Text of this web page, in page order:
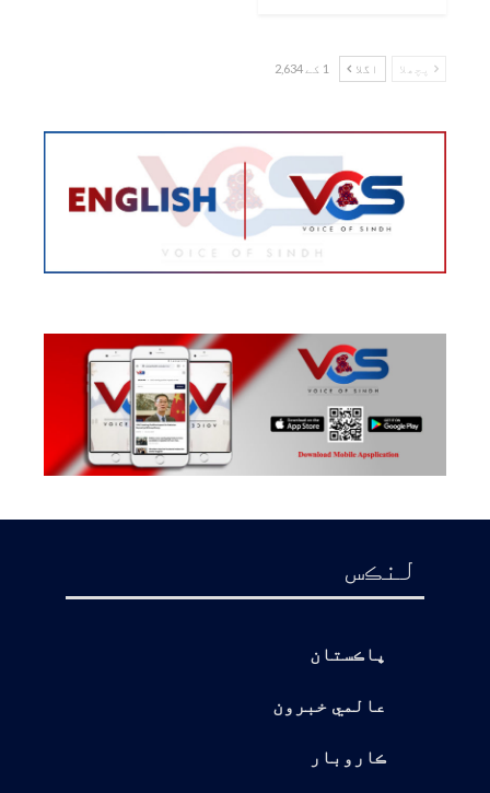
پچھلا اگلا 1 کے 2,634
لنڪس
پاڪستان
عالمي خبرون
ڪاروبار